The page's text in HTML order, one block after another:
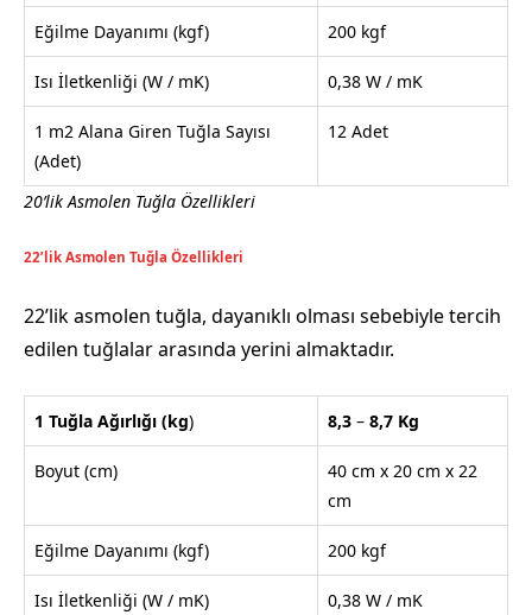
Eğilme Dayanımı (kgf) 200 kgf
Isı İletkenliği (W / mK) 0,38 W / mK
1 m2 Alana Giren Tuğla Sayısı
(Adet)
12 Adet
20’lik Asmolen Tuğla Özellikleri
22’lik Asmolen Tuğla Özellikleri
22’lik asmolen tuğla, dayanıklı olması sebebiyle tercih
edilen tuğlalar arasında yerini almaktadır.
1 Tuğla Ağırlığı (kg) 8,3 – 8,7 Kg
Boyut (cm)
40 cm x 20 cm x 22
cm
Eğilme Dayanımı (kgf) 200 kgf
Isı İletkenliği (W / mK) 0,38 W / mK